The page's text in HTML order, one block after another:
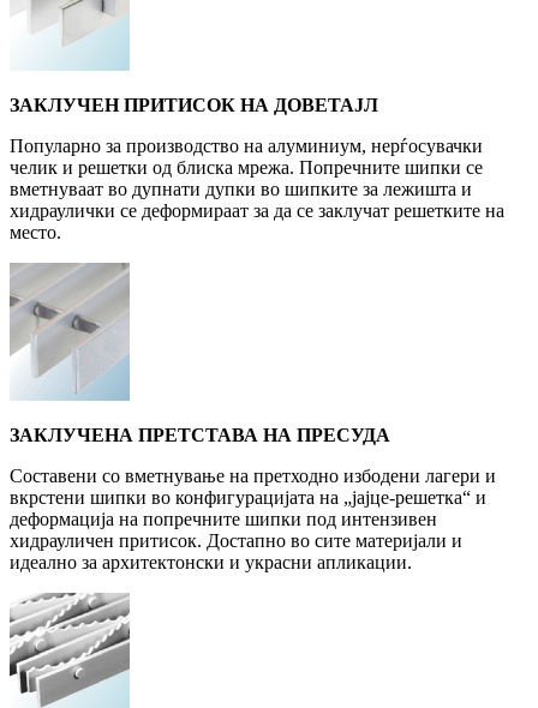
ЗАКЛУЧЕН ПРИТИСОК НА ДОВЕТАЈЛ
Популарно за производство на алуминиум, нерѓосувачки
челик и решетки од блиска мрежа. Попречните шипки се
вметнуваат во дупнати дупки во шипките за лежишта и
хидраулички се деформираат за да се заклучат решетките на
место.
ЗАКЛУЧЕНА ПРЕТСТАВА НА ПРЕСУДА
Составени со вметнување на претходно избодени лагери и
вкрстени шипки во конфигурацијата на „јајце-решетка“ и
деформација на попречните шипки под интензивен
хидрауличен притисок. Достапно во сите материјали и
идеално за архитектонски и украсни апликации.